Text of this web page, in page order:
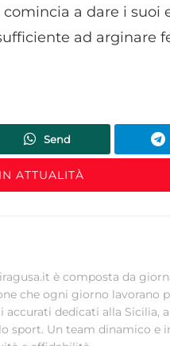
a dare i suoi
ad arginare
Send
ATTUALITÀ
è composta da
che ogni giorno lavorano
dedicati alla Sicilia,
sport. Un team dinamico e